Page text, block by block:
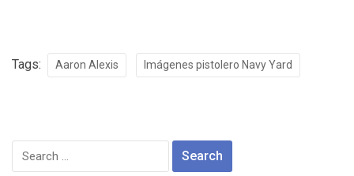
Tags: Aaron Alexis Imágenes pistolero Navy Yard
Search
for: